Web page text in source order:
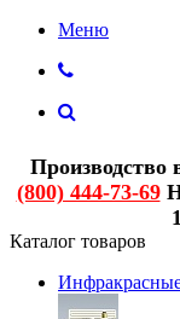
Меню
(800) 444-73-69
Каталог товаров